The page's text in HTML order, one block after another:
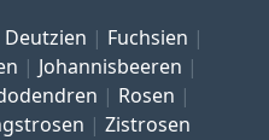
Deutzien
Fuchsien
Johannisbeeren
Rosen
Zistrosen